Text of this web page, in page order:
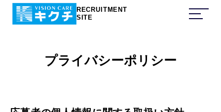
RECRUITMENT
SITE
プライバシーポリシー